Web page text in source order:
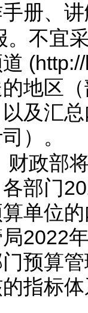
册、
。不宜
地区
及汇
）。
财政部
部门
单位
2022
预算
指标